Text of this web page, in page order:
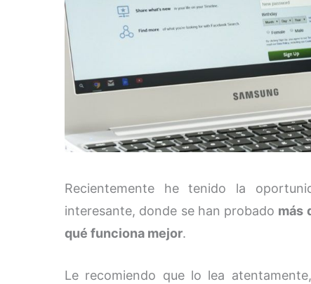
Recientemente he tenido la
interesante, donde se han probado más
qué funciona mejor.
Le recomiendo que lo lea